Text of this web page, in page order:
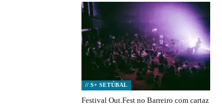
// S+ SETÚBAL
Festival Out.Fest no Barreiro com cartaz